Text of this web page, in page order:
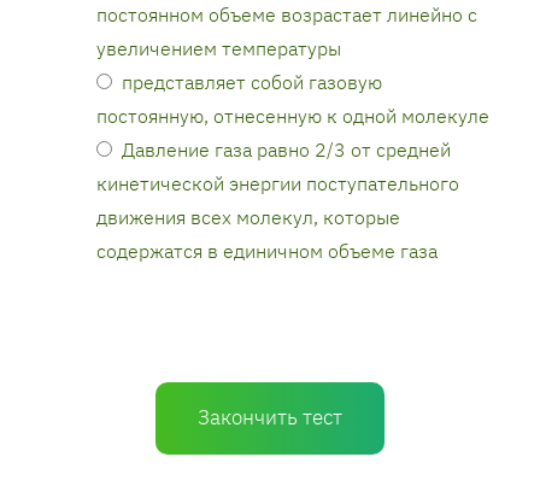
постоянном объеме возрастает линейно с
увеличением температуры
представляет собой газовую
постоянную, отнесенную к одной молекуле
Давление газа равно 2/3 от средней
кинетической энергии поступательного
движения всех молекул, которые
содержатся в единичном объеме газа
Закончить тест